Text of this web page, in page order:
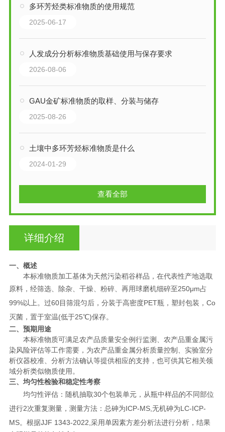
多环芳烃类标准物质的使用规范
2025-06-17
人发成分分析标准物质基础使用与保存要求
2026-08-06
GAU金矿标准物质的取样、分装与储存
2025-08-26
土壤中多环芳烃标准物质是什么
2024-01-29
查看全部
详细介绍
一、概述
本标准物质加工基体为天然污染稻谷样品，在代表性产地选取
原料，经筛选、除杂、干燥、粉碎、再用球磨机细碎至250μm占
99%以上。过60目筛混匀后，分装于高密度PET瓶，塑封包装， Co
灭菌，置于室温(低于25℃)保存。
二、预期用途
本标准物质可满足农产品质量安全例行监测、农产品重金属污
染风险评估等工作需要，为农产品重金属分析质量控制、实验室分
析仪器校准、分析方法确认等提供相应的支持，也可供其它相关领
域分析类似物质使用。
三、均匀性检验和稳定性考察
均匀性评估：随机抽取30个包装单元，从瓶中样品的不同部位
进行2次重复测量，测量方法：总砷为ICP-MS, 无机砷为LC-ICP-
MS。根据JJF 1343-2022, 采用单因素方差分析法进行分析，结果